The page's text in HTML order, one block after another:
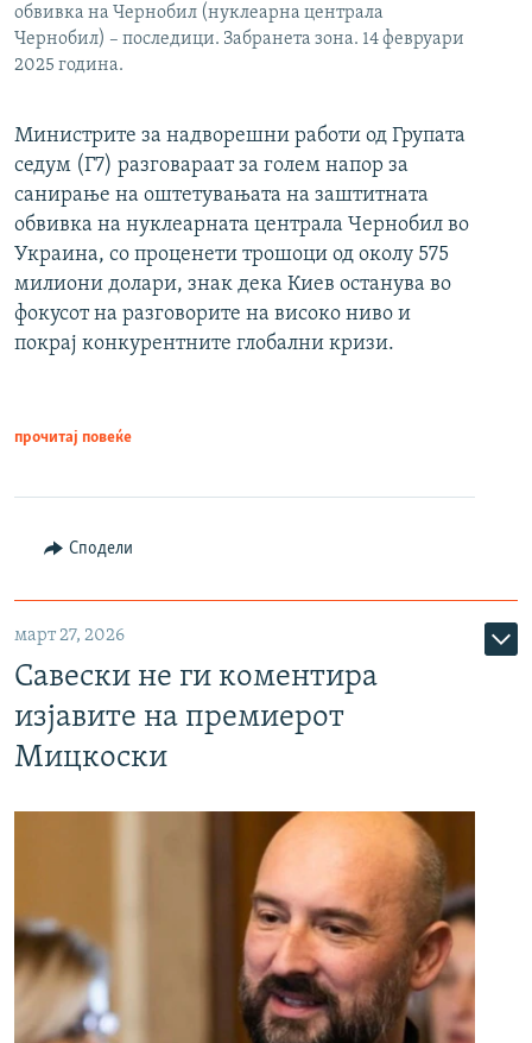
обвивка на Чернобил (нуклеарна централа
Чернобил) – последици. Забранета зона. 14 февруари
2025 година.
Министрите за надворешни работи од Групата
седум (Г7) разговараат за голем напор за
санирање на оштетувањата на заштитната
обвивка на нуклеарната централа Чернобил во
Украина, со проценети трошоци од околу 575
милиони долари, знак дека Киев останува во
фокусот на разговорите на високо ниво и
покрај конкурентните глобални кризи.
прочитај повеќе
Сподели
март 27, 2026
Савески не ги коментира
изјавите на премиерот
Мицкоски